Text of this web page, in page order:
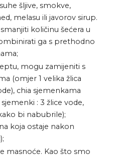
šljive, smokve,
melasu ili javorov sirup.
količinu šećera u
ga s prethodno
mogu zamijeniti s
(omjer 1 velika žlica
chia sjemenkama
: 3 žlice vode,
bi nabubrile);
koja ostaje nakon
masnoće. Kao što smo